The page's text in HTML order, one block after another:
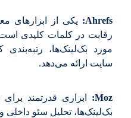
Ahrefs:
یکی از ابزارهای
رقابت در کلمات کلیدی
مورد بک‌لینک‌ها،
سایت ارائه می‌دهد.
Moz:
ابزاری قدرتمند
بک‌لینک‌ها، تحلیل سئو